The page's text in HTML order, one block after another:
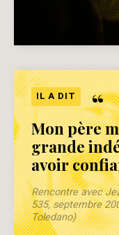
IL A DIT “
Mon père
grande
avoir
Rencontre avec
535, septembre
Toledano)